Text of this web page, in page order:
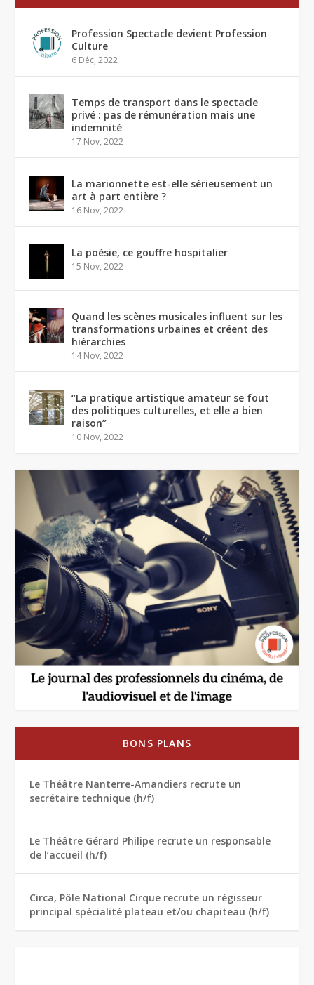
Profession Spectacle devient Profession
Culture
6 Déc, 2022
Temps de transport dans le spectacle
privé : pas de rémunération mais une
indemnité
17 Nov, 2022
La marionnette est-elle sérieusement un
art à part entière ?
16 Nov, 2022
La poésie, ce gouffre hospitalier
15 Nov, 2022
Quand les scènes musicales influent sur les
transformations urbaines et créent des
hiérarchies
14 Nov, 2022
“La pratique artistique amateur se fout
des politiques culturelles, et elle a bien
raison”
10 Nov, 2022
BONS PLANS
Le Théâtre Nanterre-Amandiers recrute un
secrétaire technique (h/f)
Le Théâtre Gérard Philipe recrute un responsable
de l’accueil (h/f)
Circa, Pôle National Cirque recrute un régisseur
principal spécialité plateau et/ou chapiteau (h/f)